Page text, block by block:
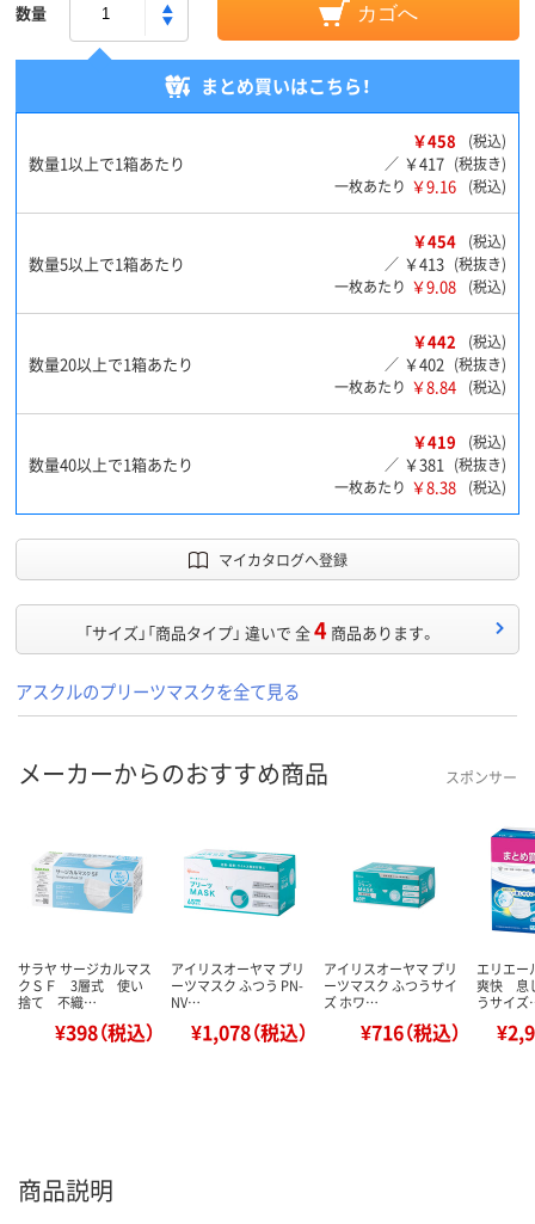
数量 カゴへ
まとめ買いはこちら！
数量1以上で1箱あたり
￥458
(税込)
／ ￥417 (税抜き)
一枚あたり ￥9.16 (税込)
数量5以上で1箱あたり
￥454
(税込)
／ ￥413 (税抜き)
一枚あたり ￥9.08 (税込)
数量20以上で1箱あたり
￥442
(税込)
／ ￥402 (税抜き)
一枚あたり ￥8.84 (税込)
数量40以上で1箱あたり
￥419
(税込)
／ ￥381 (税抜き)
一枚あたり ￥8.38 (税込)
マイカタログへ登録
「サイズ」「商品タイプ」 違いで 全4 商品あります。
アスクルのプリーツマスクを全て見る
メーカーからのおすすめ商品 スポンサー
サラヤ サージカルマス
クＳＦ 3層式 使い
捨て 不織…
¥398（税込）
アイリスオーヤマ プリ
ーツマスク ふつう PN-
NV…
¥1,078（税込）
アイリスオーヤマ プリ
ーツマスク ふつうサイ
ズ ホワ…
¥716（税込）
エリエー
爽快 息
うサイ
商品説明